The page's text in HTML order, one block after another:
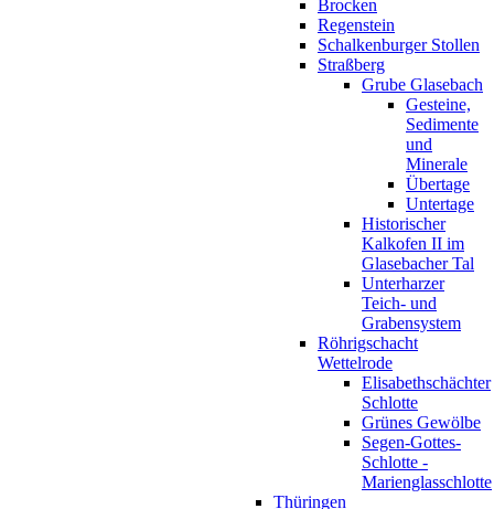
Brocken
Regenstein
Schalkenburger Stollen
Straßberg
Grube Glasebach
Gesteine,
Sedimente
und
Minerale
Übertage
Untertage
Historischer
Kalkofen II im
Glasebacher Tal
Unterharzer
Teich- und
Grabensystem
Röhrigschacht
Wettelrode
Elisabethschächter
Schlotte
Grünes Gewölbe
Segen-Gottes-
Schlotte -
Marienglasschlotte
Thüringen